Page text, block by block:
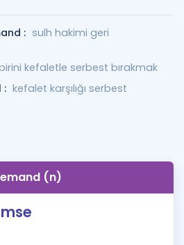
: sulh hakimi geri
kefaletle serbest bırakmak
: kefalet karşılığı serbest
(n)